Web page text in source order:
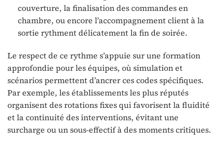
couverture, la finalisation des commandes en
chambre, ou encore l’accompagnement client à la
sortie rythment délicatement la fin de soirée.
Le respect de ce rythme s’appuie sur une formation
approfondie pour les équipes, où simulation et
scénarios permettent d’ancrer ces codes spécifiques.
Par exemple, les établissements les plus réputés
organisent des rotations fixes qui favorisent la fluidité
et la continuité des interventions, évitant une
surcharge ou un sous-effectif à des moments critiques.